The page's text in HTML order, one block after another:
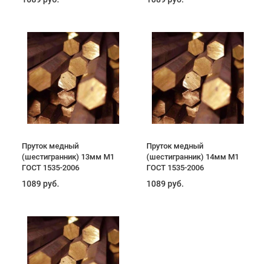
Пруток медный
(шестигранник) 13мм М1
ГОСТ 1535-2006
1089 руб.
Пруток медный
(шестигранник) 14мм М1
ГОСТ 1535-2006
1089 руб.